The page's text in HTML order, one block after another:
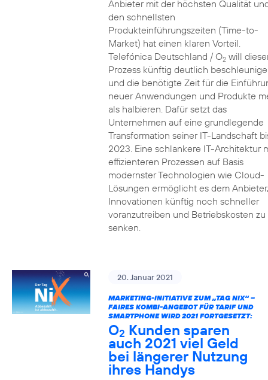
Anbieter mit der höchsten Qualität
den schnellsten
Produkteinführungszeiten (Time-to-
Market) hat einen klaren Vorteil.
Telefónica Deutschland / O2will
Prozess künftig deutlich
und die benötigte Zeit für die
neuer Anwendungen und Produkte
als halbieren. Dafür setzt das
Unternehmen auf eine grundlegende
Transformation seiner IT-Landschaft
2023. Eine schlankere IT-Architektur
effizienteren Prozessen auf Basis
modernster Technologien wie Cloud-
Lösungen ermöglicht es dem Anbieter,
Innovationen künftig noch schneller
voranzutreiben und Betriebskosten zu
senken.
20. Januar 2021
MARKETING-INITIATIVE ZUM „TAG NIX“ –
FAIRES KOMBI-ANGEBOT FÜR TARIF UND
SMARTPHONE WIRD 2021 FORTGESETZT:
O2 Kunden sparen
auch 2021 viel Geld
bei längerer Nutzung
ihres Handys